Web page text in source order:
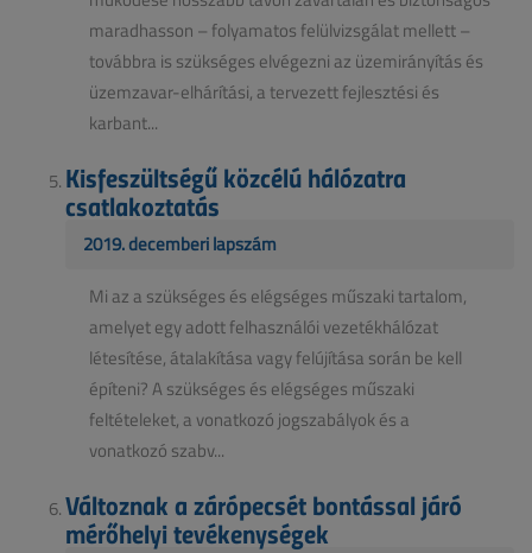
maradhasson – folyamatos felülvizsgálat mellett –
továbbra is szükséges elvégezni az üzemirányítás és
üzemzavar-elhárítási, a tervezett fejlesztési és
karbant...
Kisfeszültségű közcélú hálózatra
csatlakoztatás
2019. decemberi lapszám
Mi az a szükséges és elégséges műszaki tartalom,
amelyet egy adott felhasználói vezetékhálózat
létesítése, átalakítása vagy felújítása során be kell
építeni? A szükséges és elégséges műszaki
feltételeket, a vonatkozó jogszabályok és a
vonatkozó szabv...
Változnak a zárópecsét bontással járó
mérőhelyi tevékenységek